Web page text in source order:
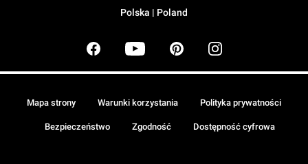
Polska | Poland
Mapa strony Warunki korzystania Polityka prywatności
Bezpieczeństwo Zgodność Dostępność cyfrowa